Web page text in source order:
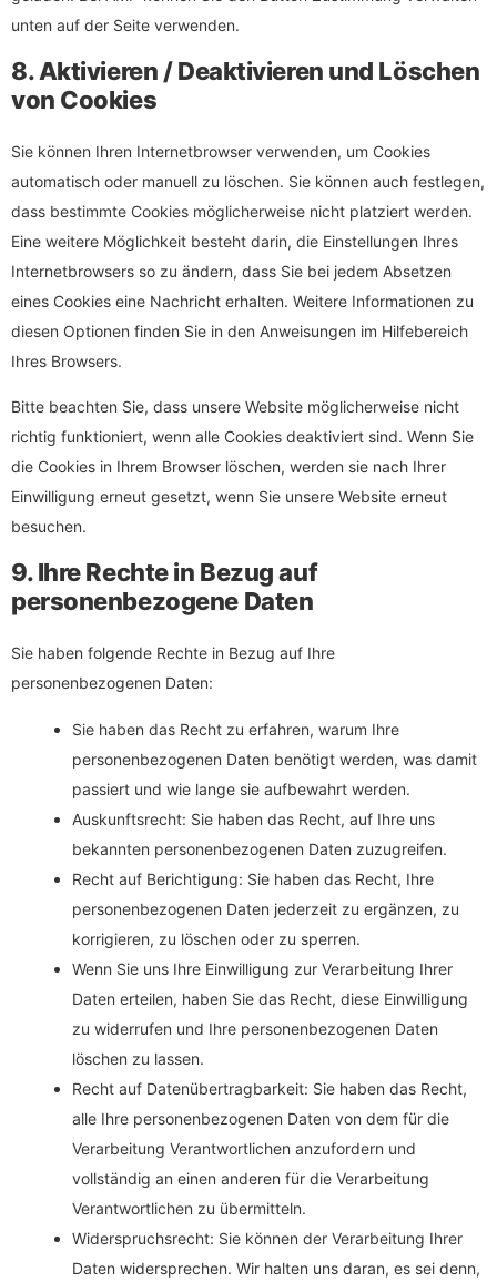
unten auf der Seite verwenden.
8. Aktivieren / Deaktivieren und Löschen
von Cookies
Sie können Ihren Internetbrowser verwenden, um Cookies
automatisch oder manuell zu löschen. Sie können auch festlegen,
dass bestimmte Cookies möglicherweise nicht platziert werden.
Eine weitere Möglichkeit besteht darin, die Einstellungen Ihres
Internetbrowsers so zu ändern, dass Sie bei jedem Absetzen
eines Cookies eine Nachricht erhalten. Weitere Informationen zu
diesen Optionen finden Sie in den Anweisungen im Hilfebereich
Ihres Browsers.
Bitte beachten Sie, dass unsere Website möglicherweise nicht
richtig funktioniert, wenn alle Cookies deaktiviert sind. Wenn Sie
die Cookies in Ihrem Browser löschen, werden sie nach Ihrer
Einwilligung erneut gesetzt, wenn Sie unsere Website erneut
besuchen.
9. Ihre Rechte in Bezug auf
personenbezogene Daten
Sie haben folgende Rechte in Bezug auf Ihre
personenbezogenen Daten:
Sie haben das Recht zu erfahren, warum Ihre
personenbezogenen Daten benötigt werden, was damit
passiert und wie lange sie aufbewahrt werden.
Auskunftsrecht: Sie haben das Recht, auf Ihre uns
bekannten personenbezogenen Daten zuzugreifen.
Recht auf Berichtigung: Sie haben das Recht, Ihre
personenbezogenen Daten jederzeit zu ergänzen, zu
korrigieren, zu löschen oder zu sperren.
Wenn Sie uns Ihre Einwilligung zur Verarbeitung Ihrer
Daten erteilen, haben Sie das Recht, diese Einwilligung
zu widerrufen und Ihre personenbezogenen Daten
löschen zu lassen.
Recht auf Datenübertragbarkeit: Sie haben das Recht,
alle Ihre personenbezogenen Daten von dem für die
Verarbeitung Verantwortlichen anzufordern und
vollständig an einen anderen für die Verarbeitung
Verantwortlichen zu übermitteln.
Widerspruchsrecht: Sie können der Verarbeitung Ihrer
Daten widersprechen. Wir halten uns daran, es sei denn,